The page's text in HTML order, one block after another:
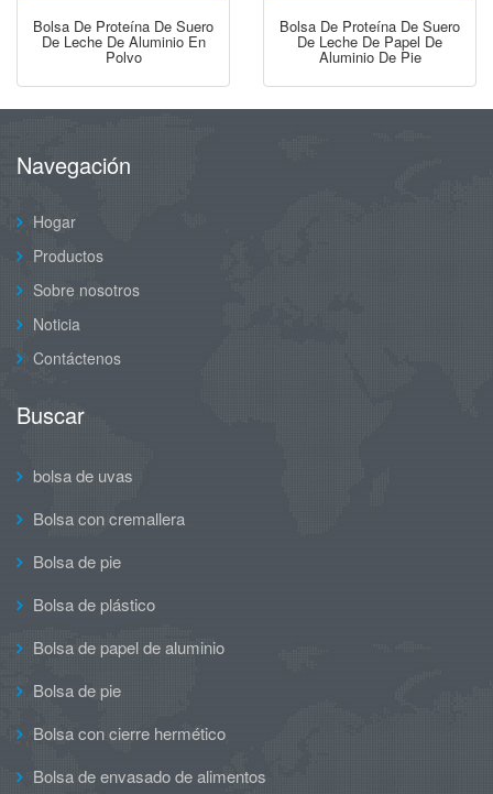
Bolsa De Proteína De Suero
De Leche De Aluminio En
Polvo
Bolsa De Proteína De Suero
De Leche De Papel De
Aluminio De Pie
Navegación
Hogar
Productos
Sobre nosotros
Noticia
Contáctenos
Buscar
bolsa de uvas
Bolsa con cremallera
Bolsa de pie
Bolsa de plástico
Bolsa de papel de aluminio
Bolsa de pie
Bolsa con cierre hermético
Bolsa de envasado de alimentos